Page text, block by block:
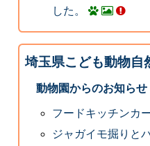
した。
埼玉県こども動物自
動物園からのお知らせ
フードキッチンカ
ジャガイモ掘りと